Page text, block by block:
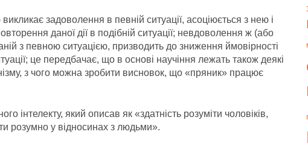
задоволення в певній ситуації, асоціюється з нею і
даної дії в подібній ситуації; невдоволення ж (або
з певною ситуацією, призводить до зниження ймовірності
це передбачає, що в основі научіння лежать також деякі
з чого можна зробити висновок, що «пряник» працює
інтелекту, який описав як «здатність розуміти чоловіків,
розумно у відносинах з людьми».